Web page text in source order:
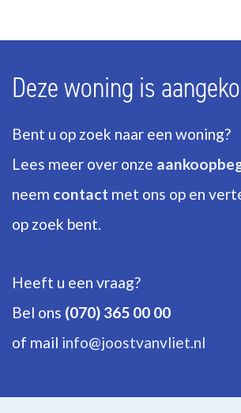
Deze woning is
Bent u op zoek naar een woning?
Lees meer over onze
neem contact met ons op en
op zoek bent.
Heeft u een vraag?
Bel ons (070) 365 00 00
of mail info@joostvanvliet.nl